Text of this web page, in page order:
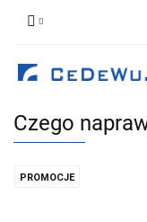
Czego
PROMOCJE